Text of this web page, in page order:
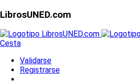
LibrosUNED.com
Cesta
Validarse
Registrarse